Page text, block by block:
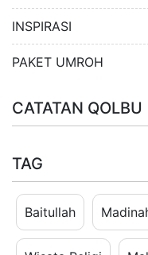
INSPIRASI
PAKET UMROH
CATATAN QOLBU
TAG
Baitullah